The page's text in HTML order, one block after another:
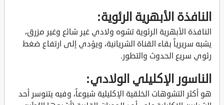
النافذة الأبهرية الرئوية:
النافذة الأبهرية الرئوية تشوه ولادي غير شائع وغير مزرق،
يشبه سريرياً بقاء القناة الشريانية، ويؤدي إلى ارتفاع ضغط
رئوي سريع الحدوث والتطور.
الناسور الإكليلي الولادي:
هو أكثر التشوهات الخلقية الإكليلية شيوعاً، وفيه يتنوسر أحد